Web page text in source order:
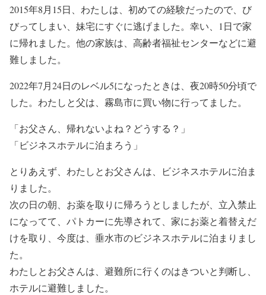
2015年8月15日、わたしは、初めての経験だったので、び
びってしまい、妹宅にすぐに逃げました。幸い、1日で家
に帰れました。他の家族は、高齢者福祉センターなどに避
難しました。
2022年7月24日のレベル5になったときは、夜20時50分頃で
した。わたしと父は、霧島市に買い物に行ってました。
「お父さん、帰れないよね？どうする？」
「ビジネスホテルに泊まろう」
とりあえず、わたしとお父さんは、ビジネスホテルに泊ま
りました。
次の日の朝、お薬を取りに帰ろうとしましたが、立入禁止
になってて、パトカーに先導されて、家にお薬と着替えだ
けを取り、今度は、垂水市のビジネスホテルに泊まりまし
た。
わたしとお父さんは、避難所に行くのはきついと判断し、
ホテルに避難しました。